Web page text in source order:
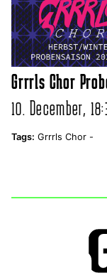
Grrrls Chor
10. December,
Tags: Grrrls Chor -